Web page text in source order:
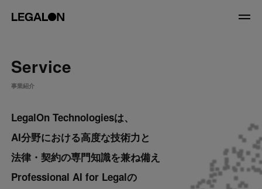
About
私たちについて 会社情報
Service
News
Service
事業紹介
LegalOn Technologiesは、
AI分野における高度な技術力と
法律・契約の専門知識を兼ね備え
Professional AI for Legalの